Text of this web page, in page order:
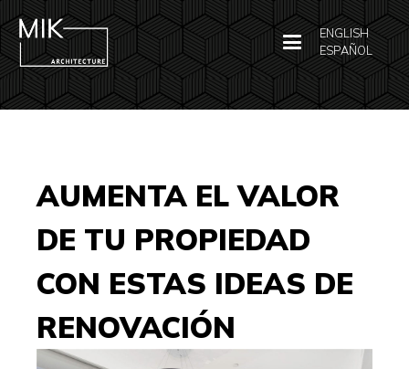
ENGLISH
ESPAÑOL
AUMENTA EL VALOR
DE TU PROPIEDAD
CON ESTAS IDEAS DE
RENOVACIÓN